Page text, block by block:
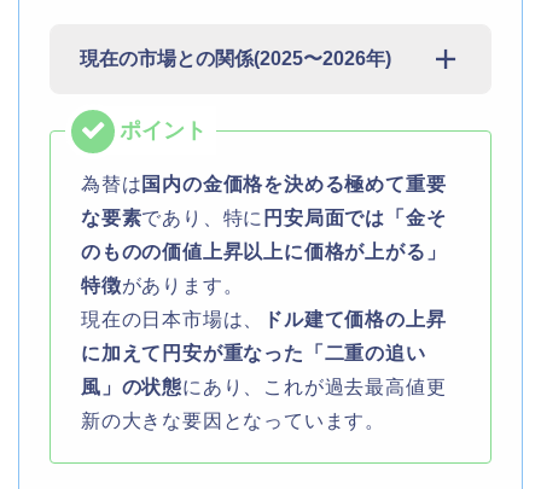
現在の市場との関係(2025〜2026年)
為替は 国内の金価格を決める極めて重要
な要素であり、特に 円安局面では「金そ
のものの価値上昇以上に価格が上がる」
特徴があります。
現在の日本市場は、
ドル建て価格の上昇
に加えて円安が重なった「二重の追い
風」の状態にあり、これが過去最高値更
新の大きな要因となっています。